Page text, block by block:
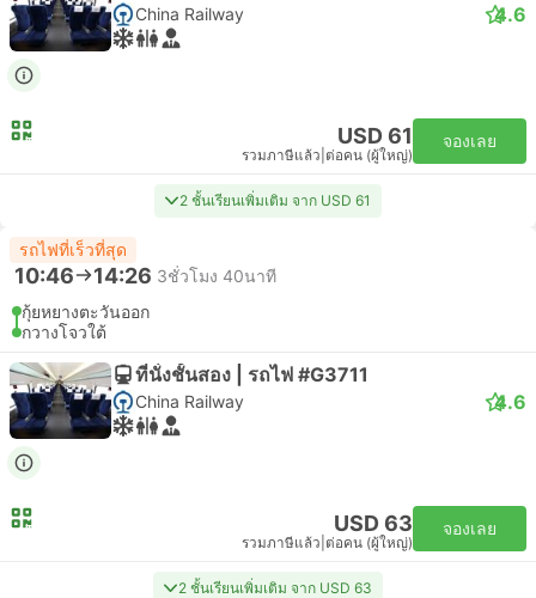
China Railway 4.6
USD 61
รวมภาษีแล้ว ต่อคน (ผู้ใหญ่)
จองเลย
2 ชั้นเรียนเพิ่มเติม จาก USD 61
รถไฟที่เร็วที่สุด
10:46 14:26 3ชั่วโมง 40นาที
กุ้ยหยางตะวันออก
กวางโจวใต้
ที่นั่งชั้นสอง | รถไฟ #G3711
China Railway 4.6
USD 63
รวมภาษีแล้ว ต่อคน (ผู้ใหญ่)
จองเลย
2 ชั้นเรียนเพิ่มเติม จาก USD 63